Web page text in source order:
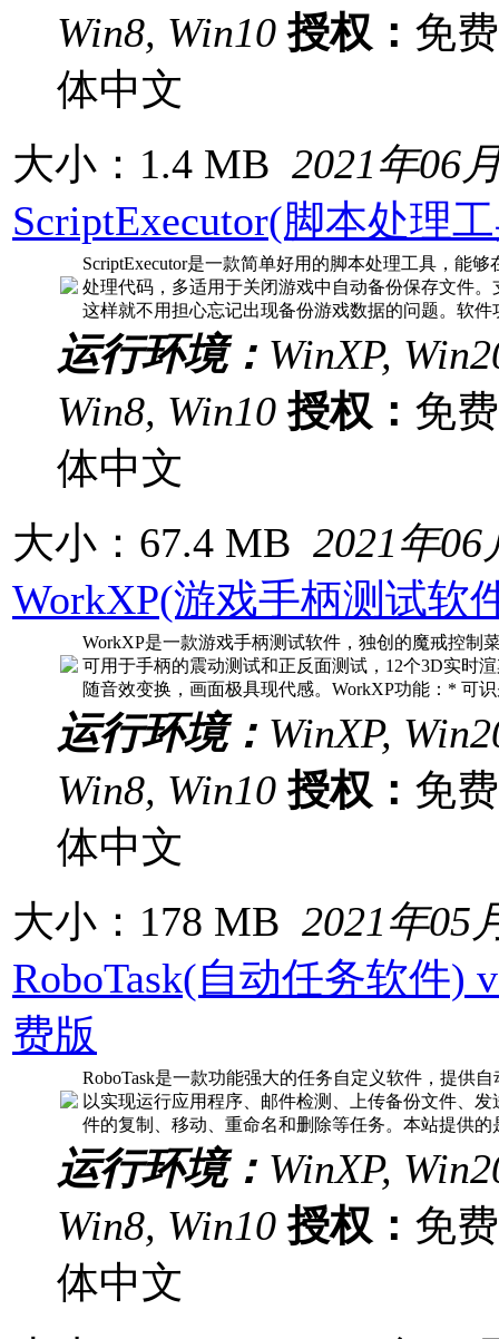
Win8, Win10 授权： 免
体中文
大小：1.4 MB 2021年06
ScriptExecutor(脚本处理
ScriptExecutor是一款简单好用的脚本处理工具，能
处理代码，多适用于关闭游戏中自动备份保存文件
这样就不用担心忘记出现备份游戏数据的问题。软件
运行环境： WinXP,
Win8, Win10 授权： 免
体中文
大小：67.4 MB 2021年06
WorkXP(游戏手柄测试软
WorkXP是一款游戏手柄测试软件，独创的魔戒控制
可用于手柄的震动测试和正反面测试，12个3D实时
随音效变换，画面极具现代感。WorkXP功能：* 可
运行环境： WinXP,
Win8, Win10 授权： 免
体中文
大小：178 MB 2021年05
RoboTask(自动任务软件)
费版
RoboTask是一款功能强大的任务自定义软件，提供
以实现运行应用程序、邮件检测、上传备份文件、
件的复制、移动、重命名和删除等任务。本站提供的
运行环境： WinXP,
Win8, Win10 授权： 免
体中文